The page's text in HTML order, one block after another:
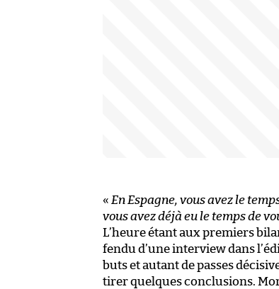
« En Espagne, vous avez le
vous avez déjà eu le temps de
L’heure étant aux premiers
fendu d’une interview dans
buts et autant de passes
tirer quelques conclusions.